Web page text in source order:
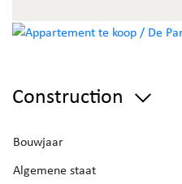
Construction
Bouwjaar
Algemene staat